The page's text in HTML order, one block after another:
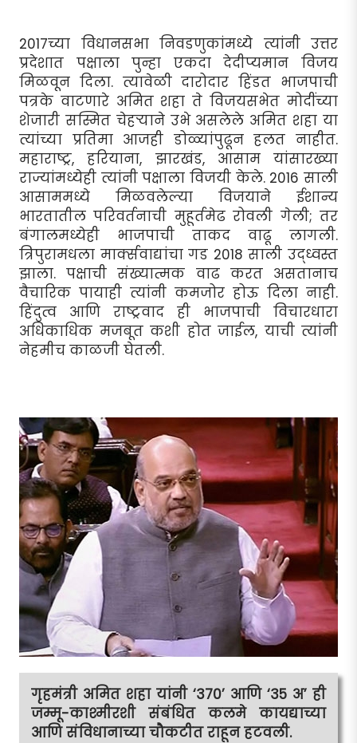
2017च्या विधानसभा निवडणुकांमध्ये त्यांनी उत्तर
प्रदेशात पक्षाला पुन्हा एकदा देदीप्यमान विजय
मिळवून दिला. त्यावेळी दारोदार हिंडत भाजपाची
पत्रके वाटणारे अमित शहा ते विजयसभेत मोदींच्या
शेजारी सस्मित चेहर्‍याने उभे असलेले अमित शहा या
त्यांच्या प्रतिमा आजही डोळ्यांपुढून हलत नाहीत.
महाराष्ट्र, हरियाना, झारखंड, आसाम यांसारख्या
राज्यांमध्येही त्यांनी पक्षाला विजयी केले. 2016 साली
आसाममध्ये मिळवलेल्या विजयाने ईशान्य
भारतातील परिवर्तनाची मुहूर्तमेढ रोवली गेली; तर
बंगालमध्येही भाजपाची ताकद वाढू लागली.
त्रिपुरामधला मार्क्सवाद्यांचा गड 2018 साली उद्ध्वस्त
झाला. पक्षाची संख्यात्मक वाढ करत असतानाच
वैचारिक पायाही त्यांनी कमजोर होऊ दिला नाही.
हिंदुत्व आणि राष्ट्रवाद ही भाजपाची विचारधारा
अधिकाधिक मजबूत कशी होत जाईल, याची त्यांनी
नेहमीच काळजी घेतली.
गृहमंत्री अमित शहा यांनी ‘370’ आणि ‘35 अ’ ही
जम्मू-काश्मीरशी संबंधित कलमे कायद्याच्या
आणि संविधानाच्या चौकटीत राहून हटवली.